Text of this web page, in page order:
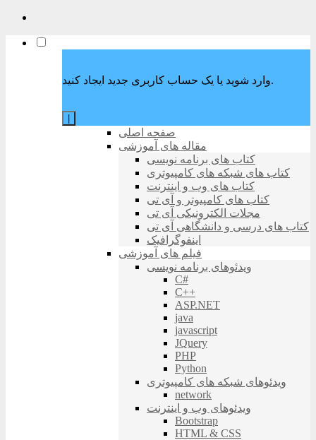
وارد شوید یا یک حساب کاربری جدید ایجاد کنید.
صفحه اصلی
مقاله های آموزشی
کتاب های برنامه نویسی
کتاب های شبکه های کامپیوتری
کتاب های وب و اینترنت
کتاب های کامپیوتر و آی تی
مجلات الکترونیکی آی تی
کتاب های درسی و دانشگاهی آی تی
اینفوگرافیک
فیلم های آموزشی
ویدئوهای برنامه نویسی
C#
C++
ASP.NET
java
javascript
JQuery
PHP
Python
ویدئوهای شبکه های کامپیوتری
network
ویدئوهای وب و اینترنت
Bootstrap
HTML & CSS